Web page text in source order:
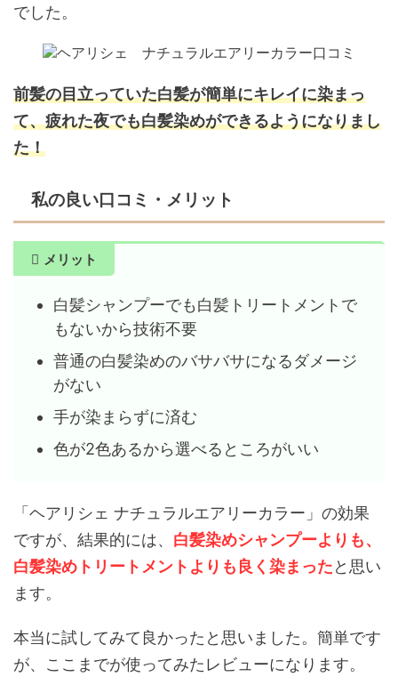
でした。
前髪の目立っていた白髪が簡単にキレイに染まっ
て、疲れた夜でも白髪染めができるようになりまし
た！
私の良い口コミ・メリット
メリット
白髪シャンプーでも白髪トリートメントで
もないから技術不要
普通の白髪染めのバサバサになるダメージ
がない
手が染まらずに済む
色が2色あるから選べるところがいい
「ヘアリシェ ナチュラルエアリーカラー」の効果
ですが、結果的には、 白髪染めシャンプーよりも、
白髪染めトリートメントよりも良く染まったと思い
ます。
本当に試してみて良かったと思いました。簡単です
が、ここまでが使ってみたレビューになります。